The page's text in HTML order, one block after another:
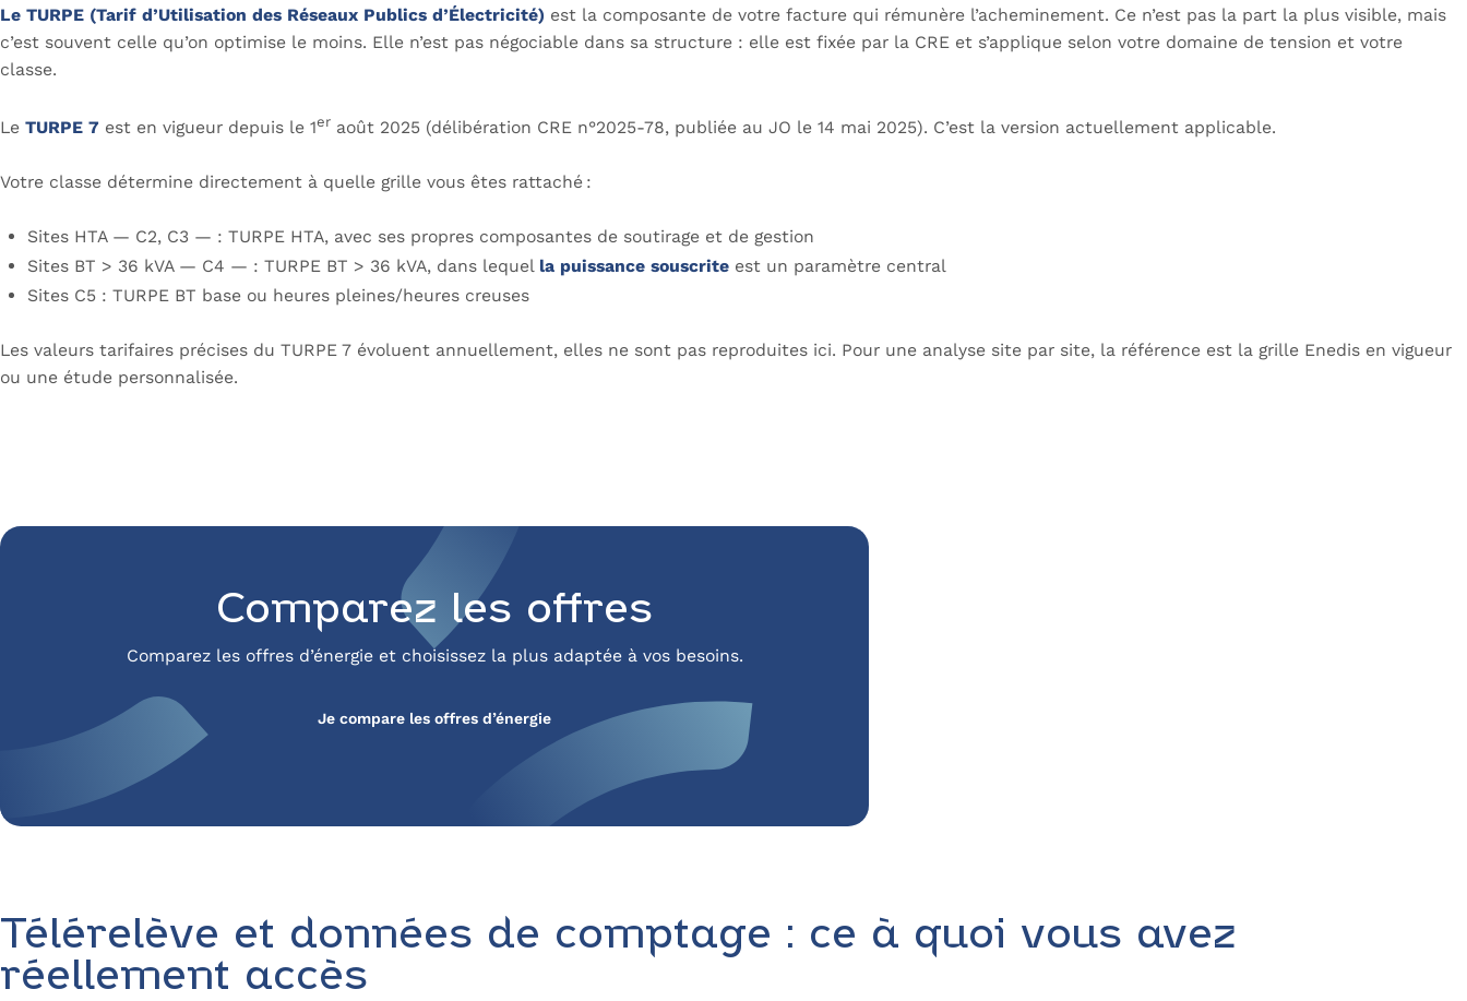
Le TURPE (Tarif d’Utilisation des Réseaux Publics d’Électricité) est la composante de votre facture qui rémunère l’acheminement. Ce n’est pas la part la plus visible, mais
c’est souvent celle qu’on optimise le moins. Elle n’est pas négociable dans sa structure : elle est fixée par la CRE et s’applique selon votre domaine de tension et votre
classe.
Le TURPE 7 est en vigueur depuis le 1er août 2025 (délibération CRE n°2025-78, publiée au JO le 14 mai 2025). C’est la version actuellement applicable.
Votre classe détermine directement à quelle grille vous êtes rattaché :
Sites HTA — C2, C3 — : TURPE HTA, avec ses propres composantes de soutirage et de gestion
Sites BT > 36 kVA — C4 — : TURPE BT > 36 kVA, dans lequel la puissance souscrite est un paramètre central
Sites C5 : TURPE BT base ou heures pleines/heures creuses
Les valeurs tarifaires précises du TURPE 7 évoluent annuellement, elles ne sont pas reproduites ici. Pour une analyse site par site, la référence est la grille Enedis en vigueur
ou une étude personnalisée.
Comparez les offres
Comparez les offres d’énergie et choisissez la plus adaptée à vos besoins.
Je compare les offres d’énergie
Télérelève et données de comptage : ce à quoi vous avez
réellement accès